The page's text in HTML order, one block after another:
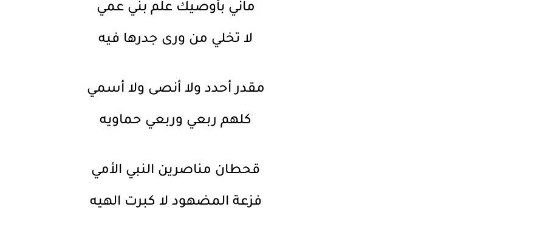
ماني بأوصيك علم بني عمي
لا تخلي من ورى جدرها فيه
مقدر أحدد ولا أنصى ولا أسمي
كلهم ربعي وربعي حماويه
قحطان مناصرين النبي الأمي
فزعة المضهود لا كبرت الهيه